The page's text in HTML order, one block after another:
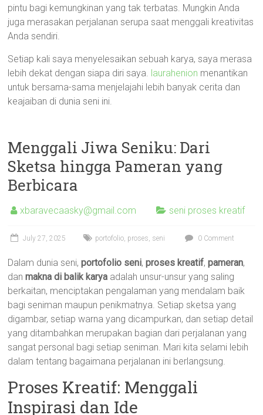
pintu bagi kemungkinan yang tak terbatas. Mungkin Anda
juga merasakan perjalanan serupa saat menggali kreativitas
Anda sendiri.
Setiap kali saya menyelesaikan sebuah karya, saya merasa
lebih dekat dengan siapa diri saya. laurahenion menantikan
untuk bersama-sama menjelajahi lebih banyak cerita dan
keajaiban di dunia seni ini.
Menggali Jiwa Seniku: Dari
Sketsa hingga Pameran yang
Berbicara
xbaravecaasky@gmail.com seni proses kreatif
July 27, 2025 portofolio, proses, seni 0 Comment
Dalam dunia seni,portofolio seni,proses kreatif,pameran,
danmakna di balik karya adalah unsur-unsur yang saling
berkaitan, menciptakan pengalaman yang mendalam baik
bagi seniman maupun penikmatnya. Setiap sketsa yang
digambar, setiap warna yang dicampurkan, dan setiap detail
yang ditambahkan merupakan bagian dari perjalanan yang
sangat personal bagi setiap seniman. Mari kita selami lebih
dalam tentang bagaimana perjalanan ini berlangsung.
Proses Kreatif: Menggali
Inspirasi dan Ide